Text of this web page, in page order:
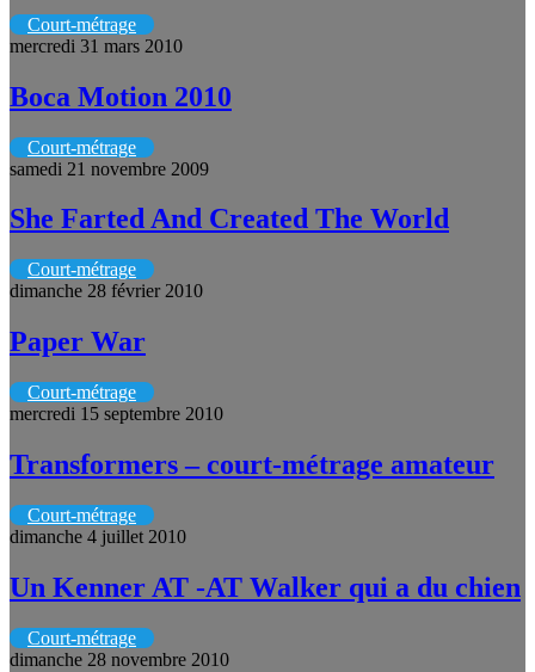
Court-métrage
mercredi 31 mars 2010
Boca Motion 2010
Court-métrage
samedi 21 novembre 2009
She Farted And Created The World
Court-métrage
dimanche 28 février 2010
Paper War
Court-métrage
mercredi 15 septembre 2010
Transformers – court-métrage amateur
Court-métrage
dimanche 4 juillet 2010
Un Kenner AT -AT Walker qui a du chien
Court-métrage
dimanche 28 novembre 2010